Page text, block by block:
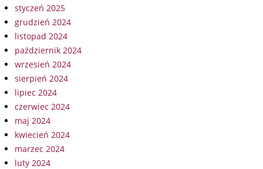
styczeń 2025
grudzień 2024
listopad 2024
październik 2024
wrzesień 2024
sierpień 2024
lipiec 2024
czerwiec 2024
maj 2024
kwiecień 2024
marzec 2024
luty 2024